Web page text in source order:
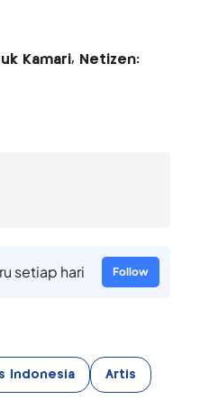
Kamari, Netizen:
setiap hari Follow
Indonesia Artis